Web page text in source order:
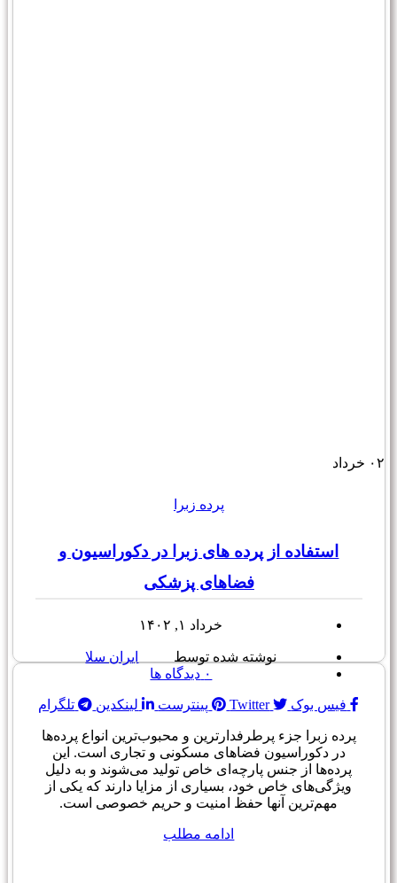
۰۲ خرداد
پرده زبرا
استفاده از پرده های زبرا در دکوراسیون و
فضاهای پزشکی
خرداد ۱, ۱۴۰۲
نوشته شده توسط
ایران سلا
۰ دیدگاه ها
فیس بوک Twitter پینترست لینکدین تلگرام
پرده زبرا جزء پرطرفدارترین و محبوب‌ترین انواع پرده‌ها
در دکوراسیون فضاهای مسکونی و تجاری است. این
پرده‌ها از جنس پارچه‌ای خاص تولید می‌شوند و به دلیل
ویژگی‌های خاص خود، بسیاری از مزایا دارند که یکی از
مهم‌ترین آنها حفظ امنیت و حریم خصوصی است.
ادامه مطلب